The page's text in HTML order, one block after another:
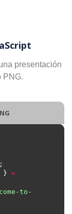
presentación
PNG.
} =
to-